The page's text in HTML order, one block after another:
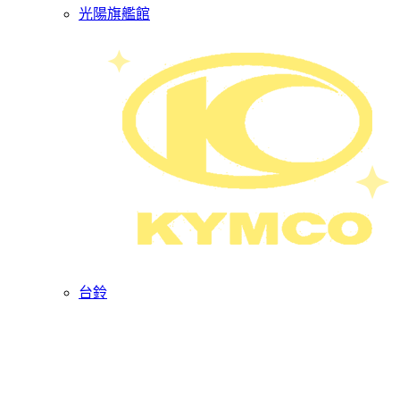
光陽旗艦館
台鈴